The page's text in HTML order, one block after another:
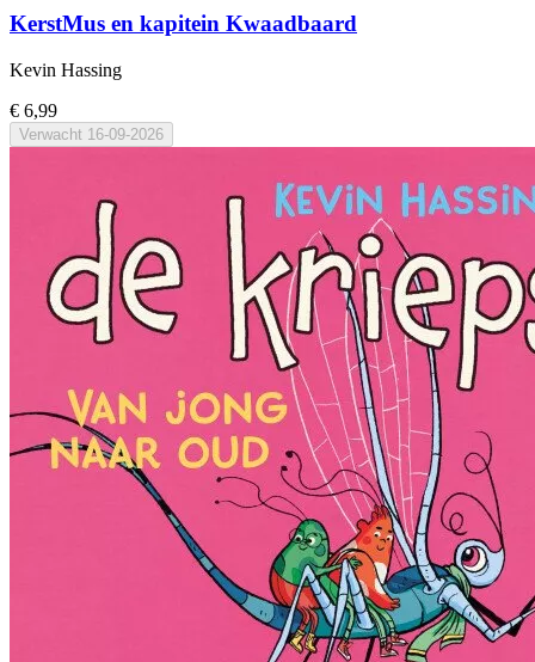
KerstMus en kapitein Kwaadbaard
Kevin Hassing
€ 6,99
Verwacht 16-09-2026